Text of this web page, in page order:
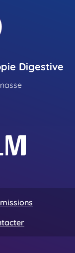
Digestive